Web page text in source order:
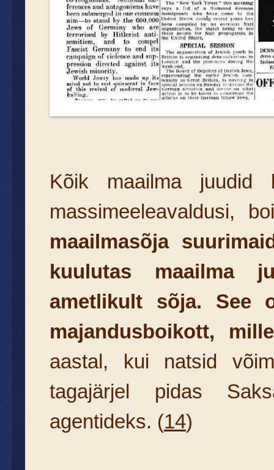
Kõik maailma juudid
massimeeleavaldusi,
maailmasõja
kuulutas maailma
ametlikult sõja. See
majandusboikott,
aastal, kui natsid
tagajärjel pidas
agentideks. (14)